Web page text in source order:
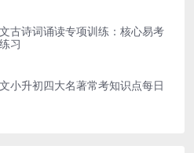
古诗词诵读专项训练：核心易考
习
小升初四大名著常考知识点每日